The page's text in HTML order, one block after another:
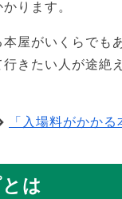
ります。
屋がいくらでも
きたい人が途絶
「入場料がかか
は